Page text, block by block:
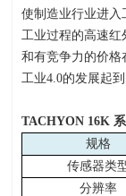
使制造业行业进入
工业过程的高速
和有竞争力的价格
工业4.0的发展起
TACHYON 16K
规格
传感器类
分辨率